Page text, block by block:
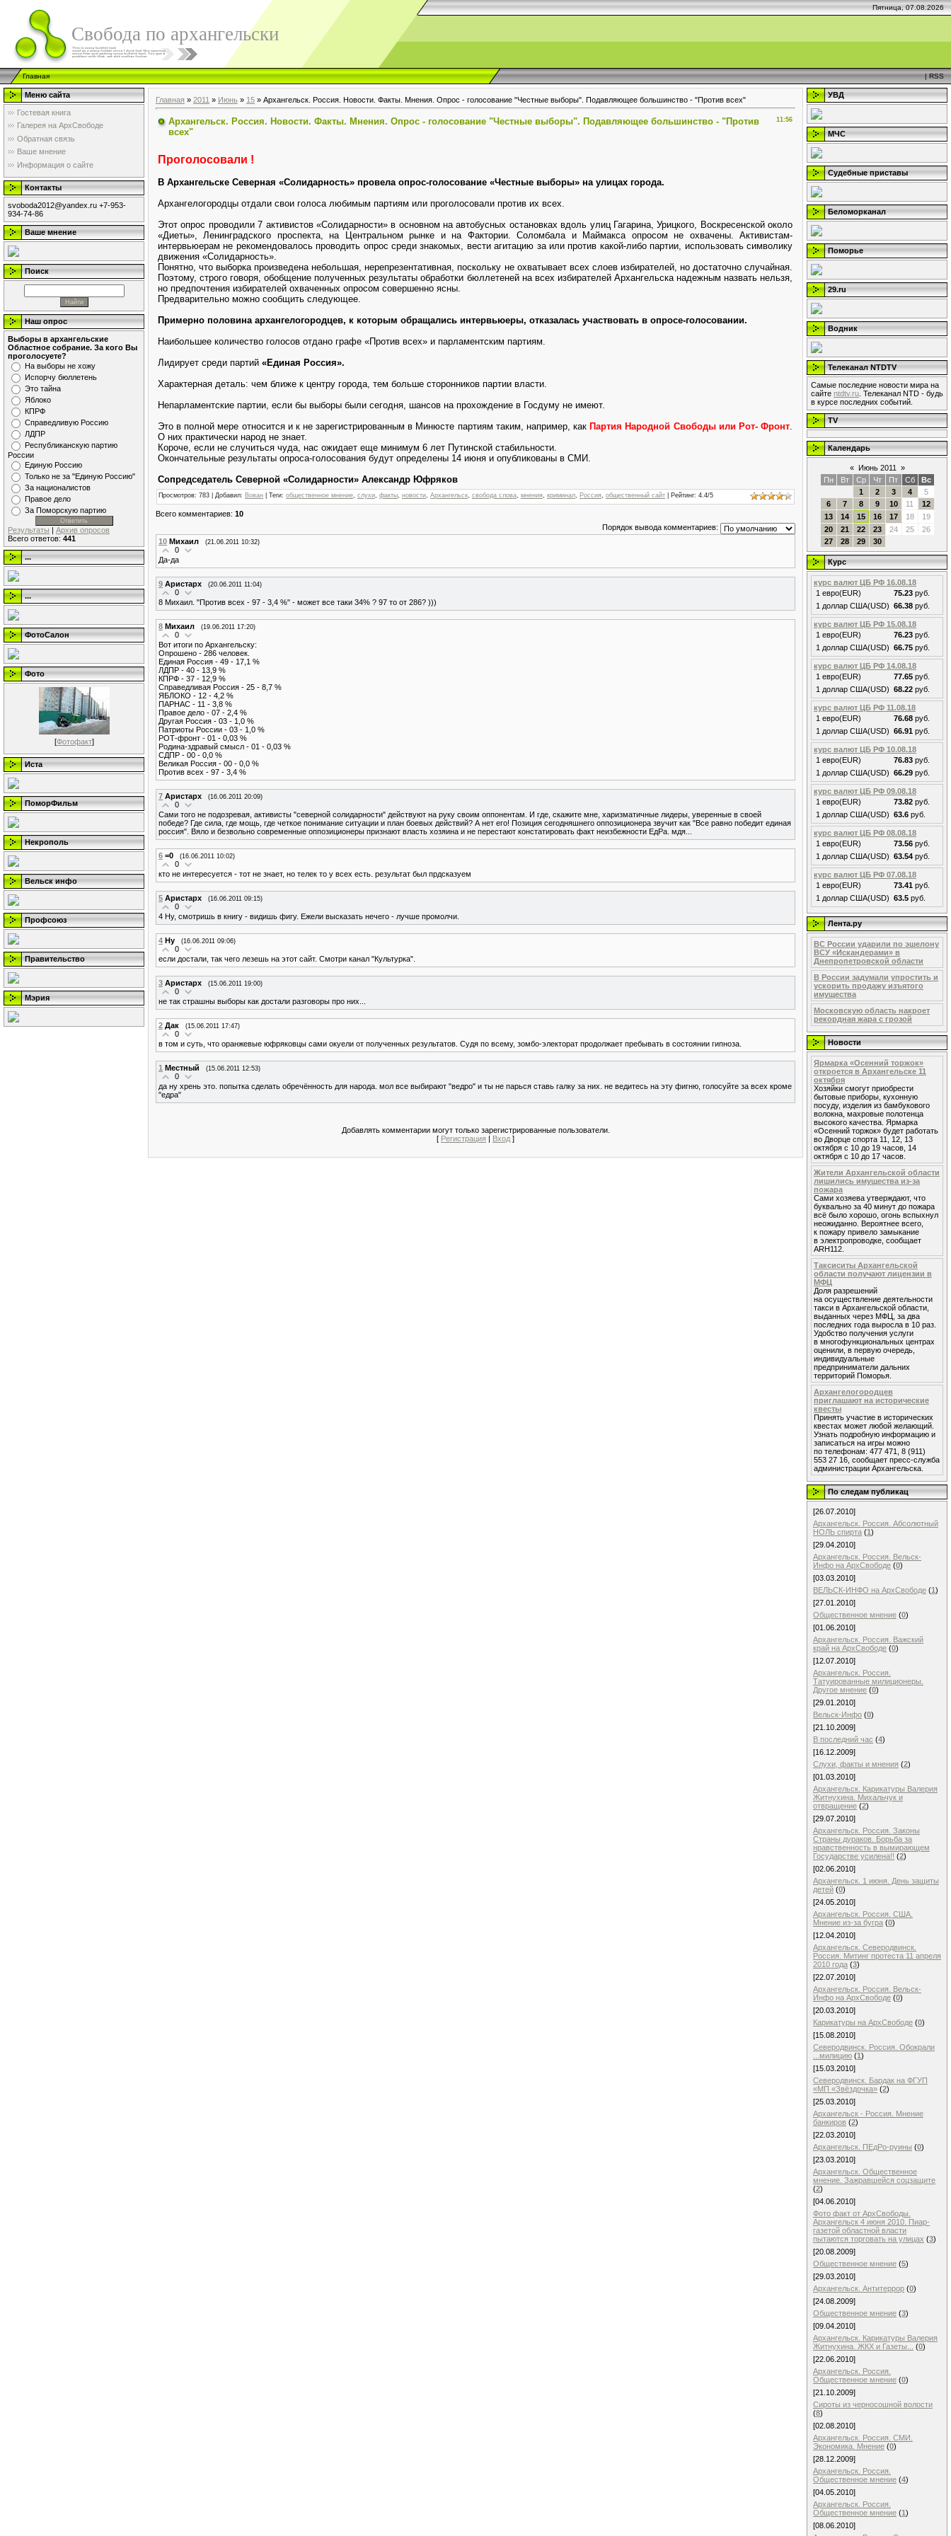
Пятница, 07.08.2026
Свобода по архангельски
Главная |RSS
Меню сайта
Гостевая книга
Галерея на АрхСвободе
Обратная связь
Ваше мнение
Информация о сайте
Контакты
svoboda2012@yandex.ru +7-953-
934-74-86
Ваше мнение
Поиск
Наш опрос
Выборы в архангельские
Областное собрание. За кого Вы
проголосуете?
На выборы не хожу
Испорчу бюллетень
Это тайна
Яблоко
КПРФ
Справедливую Россию
ЛДПР
Республиканскую партию
России
Единую Россию
Только не за "Единую Россию"
За националистов
Правое дело
За Поморскую партию
Результаты | Архив опросов
Всего ответов: 441
...
...
ФотоСалон
Фото
[Фотофакт]
Иста
ПоморФильм
Некрополь
Вельск инфо
Профсоюз
Правительство
Мэрия
Главная » 2011 » Июнь » 15 » Архангельск. Россия. Новости. Факты. Мнения. Опрос - голосование "Честные выборы". Подавляющее большинство - "Против всех"
11:56
Архангельск. Россия. Новости. Факты. Мнения. Опрос - голосование "Честные выборы". Подавляющее большинство - "Против
всех"
Проголосовали !
В Архангельске Северная «Солидарность» провела опрос-голосование «Честные выборы» на улицах города.
Архангелогородцы отдали свои голоса любимым партиям или проголосовали против их всех.
Этот опрос проводили 7 активистов «Солидарности» в основном на автобусных остановках вдоль улиц Гагарина, Урицкого, Воскресенской около
«Диеты», Ленинградского проспекта, на Центральном рынке и на Фактории. Соломбала и Маймакса опросом не охвачены. Активистам-
интервьюерам не рекомендовалось проводить опрос среди знакомых, вести агитацию за или против какой-либо партии, использовать символику
движения «Солидарность».
Понятно, что выборка произведена небольшая, нерепрезентативная, поскольку не охватывает всех слоев избирателей, но достаточно случайная.
Поэтому, строго говоря, обобщение полученных результаты обработки бюллетеней на всех избирателей Архангельска надежным назвать нельзя,
но предпочтения избирателей охваченных опросом совершенно ясны.
Предварительно можно сообщить следующее.
Примерно половина архангелогородцев, к которым обращались интервьюеры, отказалась участвовать в опросе-голосовании.
Наибольшее количество голосов отдано графе «Против всех» и парламентским партиям.
Лидирует среди партий «Единая Россия».
Характерная деталь: чем ближе к центру города, тем больше сторонников партии власти.
Непарламентские партии, если бы выборы были сегодня, шансов на прохождение в Госдуму не имеют.
Это в полной мере относится и к не зарегистрированным в Минюсте партиям таким, например, какПартия Народной Свободы или Рот- Фронт
О них практически народ не знает.
Короче, если не случиться чуда, нас ожидает еще минимум 6 лет Путинской стабильности.
Окончательные результаты опроса-голосования будут определены 14 июня и опубликованы в СМИ.
Сопредседатель Северной «Солидарности» Александр Юфряков
Просмотров: 783 | Добавил: Вован Теги: общественное мнение слухи факты новости Архангельск свобода слова мнения криминал Россия общественный сайт Рейтинг: 4.4/5
Всего комментариев: 10
Порядок вывода комментариев:
10 Михаил (21.06.2011 10:32)
0
Да-да
9 Аристарх (20.06.2011 11:04)
0
8 Михаил. "Против всех - 97 - 3,4 %" - может все таки 34% ? 97 то от 286? )))
8 Михаил (19.06.2011 17:20)
0
Вот итоги по Архангельску:
Опрошено - 286 человек.
Единая Россия - 49 - 17,1 %
ЛДПР - 40 - 13,9 %
КПРФ - 37 - 12,9 %
Справедливая Россия - 25 - 8,7 %
ЯБЛОКО - 12 - 4,2 %
ПАРНАС - 11 - 3,8 %
Правое дело - 07 - 2,4 %
Другая Россия - 03 - 1,0 %
Патриоты России - 03 - 1,0 %
РОТ-фронт - 01 - 0,03 %
Родина-здравый смысл - 01 - 0,03 %
СДПР - 00 - 0,0 %
Великая Россия - 00 - 0,0 %
Против всех - 97 - 3,4 %
7 Аристарх (16.06.2011 20:09)
0
Сами того не подозревая, активисты "северной солидарности" действуют на руку своим оппонентам. И где, скажите мне, харизматичные лидеры, уверенные в своей
победе? Где сила, где мощь, где четкое понимание ситуации и план боевых действий? А нет его! Позиция сегодняшнего оппозиционера звучит как "Все равно победит единая
россия". Вяло и безвольно современные оппозиционеры признают власть хозяина и не перестают констатировать факт неизбежности ЕдРа. мдя...
6 =0 (16.06.2011 10:02)
0
кто не интересуется - тот не знает, но телек то у всех есть. результат был прдсказуем
5 Аристарх (16.06.2011 09:15)
0
4 Ну, смотришь в книгу - видишь фигу. Ежели высказать нечего - лучше промолчи.
4 Ну (16.06.2011 09:06)
0
если достали, так чего лезешь на этот сайт. Смотри канал "Культурка".
3 Аристарх (15.06.2011 19:00)
0
не так страшны выборы как достали разговоры про них...
2 Дак (15.06.2011 17:47)
0
в том и суть, что оранжевые юфряковцы сами окуели от полученных результатов. Судя по всему, зомбо-электорат продолжает пребывать в состоянии гипноза.
1 Местный (15.06.2011 12:53)
0
да ну хрень это. попытка сделать обречённость для народа. мол все выбирают "ведро" и ты не парься ставь галку за них. не ведитесь на эту фигню, голосуйте за всех кроме
"едра"
Добавлять комментарии могут только зарегистрированные пользователи.
[ Регистрация | Вход ]
УВД
МЧС
Судебные приставы
Беломорканал
Поморье
29.ru
Водник
Телеканал NTDTV
Самые последние новости мира на
сайте ntdtv.ru . Телеканал NTD - будь
в курсе последних событий.
TV
Календарь
« Июнь 2011
»
Пн
Вт Ср Чт Пт Сб
Вс
1
2 3 4
5
6
7 8 9 10 11
12
13
14 15 16 17 18
19
20
21 22 23 24 25
26
27
28 29 30
Курс
курс валют ЦБ РФ 16.08.18
1 евро(EUR)
75.23 руб.
1 доллар США(USD) 66.38 руб.
курс валют ЦБ РФ 15.08.18
1 евро(EUR)
76.23 руб.
1 доллар США(USD) 66.75 руб.
курс валют ЦБ РФ 14.08.18
1 евро(EUR)
77.65 руб.
1 доллар США(USD) 68.22 руб.
курс валют ЦБ РФ 11.08.18
1 евро(EUR)
76.68 руб.
1 доллар США(USD) 66.91 руб.
курс валют ЦБ РФ 10.08.18
1 евро(EUR)
76.83 руб.
1 доллар США(USD) 66.29 руб.
курс валют ЦБ РФ 09.08.18
1 евро(EUR)
73.82 руб.
1 доллар США(USD) 63.6 руб.
курс валют ЦБ РФ 08.08.18
1 евро(EUR)
73.56 руб.
1 доллар США(USD) 63.54 руб.
курс валют ЦБ РФ 07.08.18
1 евро(EUR)
73.41 руб.
1 доллар США(USD) 63.5 руб.
Лента.ру
ВС России ударили по эшелону
ВСУ «Искандерами» в
Днепропетровской области
В России задумали упростить и
ускорить продажу изъятого
имущества
Московскую область накроет
рекордная жара с грозой
Новости
Ярмарка «Осенний торжок»
откроется в Архангельске 11
октября
Хозяйки смогут приобрести
бытовые приборы, кухонную
посуду, изделия из бамбукового
волокна, махровые полотенца
высокого качества. Ярмарка
«Осенний торжок» будет работать
во Дворце спорта 11, 12, 13
октября с 10 до 19 часов, 14
октября с 10 до 17 часов.
Жители Архангельской области
лишились имущества из-за
пожара
Сами хозяева утверждают, что
буквально за 40 минут до пожара
всё было хорошо, огонь вспыхнул
неожиданно. Вероятнее всего,
к пожару привело замыкание
в электропроводке, сообщает
ARH112.
Таксиситы Архангельской
области получают лицензии в
МФЦ
Доля разрешений
на осуществление деятельности
такси в Архангельской области,
выданных через МФЦ, за два
последних года выросла в 10 раз.
Удобство получения услуги
в многофункциональных центрах
оценили, в первую очередь,
индивидуальные
предприниматели дальних
территорий Поморья.
Архангелогородцев
приглашают на исторические
квесты
Принять участие в исторических
квестах может любой желающий.
Узнать подробную информацию и
записаться на игры можно
по телефонам: 477 471, 8 (911)
553 27 16, сообщает пресс-служба
администрации Архангельска.
По следам публикац
[26.07.2010]
Архангельск. Россия. Абсолютный
НОЛЬ спирта (1)
[29.04.2010]
Архангельск. Россия. Вельск-
Инфо на АрхСвободе (0)
[03.03.2010]
ВЕЛЬСК-ИНФО на АрхСвободе (1)
[27.01.2010]
Общественное мнение (0)
[01.06.2010]
Архангельск. Россия. Важский
край на АрхСвободе (0)
[12.07.2010]
Архангельск. Россия.
Татуированные милиционеры.
Другое мнение (0)
[29.01.2010]
Вельск-Инфо (0)
[21.10.2009]
В последний час (4)
[16.12.2009]
Слухи, факты и мнения (2)
[01.03.2010]
Архангельск. Карикатуры Валерия
Житнухина. Михальчук и
отвращение (2)
[29.07.2010]
Архангельск. Россия. Законы
Страны дураков. Борьба за
нравственность в вымирающем
Государстве усилена!! (2)
[02.06.2010]
Архангельск. 1 июня. День защиты
детей (0)
[24.05.2010]
Архангельск. Россия. США.
Мнение из-за бугра (0)
[12.04.2010]
Архангельск. Северодвинск.
Россия. Митинг протеста 11 апреля
2010 года (3)
[22.07.2010]
Архангельск. Россия. Вельск-
Инфо на АрхСвободе (0)
[20.03.2010]
Карикатуры на АрхСвободе (0)
[15.08.2010]
Северодвинск. Россия. Обокрали
...милицию (1)
[15.03.2010]
Северодвинск. Бардак на ФГУП
«МП «Звёздочка» (2)
[25.03.2010]
Архангельск - Россия. Мнение
банкиров (2)
[22.03.2010]
Архангельск. ПЕдРо-руины (0)
[23.03.2010]
Архангельск. Общественное
мнение. Зажравшейся соцзащите
(2)
[04.06.2010]
Фото факт от АрхСвободы.
Архангельск 4 июня 2010. Пиар-
газетой областной власти
пытаются торговать на улицах (3)
[20.08.2009]
Общественное мнение (5)
[29.03.2010]
Архангельск. Антитеррор (0)
[24.08.2009]
Общественное мнение (3)
[09.04.2010]
Архангельск. Карикатуры Валерия
Житнухина. ЖКХ и Газеты...
(0)
[22.06.2010]
Архангельск. Россия.
Общественное мнение (0)
[21.10.2009]
Сироты из черносошной волости
(8)
[02.08.2010]
Архангельск. Россия. СМИ.
Экономика. Мнение (0)
[28.12.2009]
Архангельск. Россия.
Общественное мнение (4)
[04.05.2010]
Архангельск. Россия.
Общественное мнение (1)
[08.06.2010]